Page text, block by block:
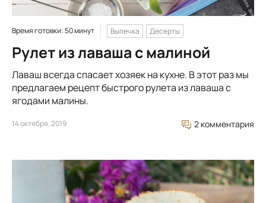
Время готовки: 50 минут Выпечка Десерты
Рулет из лаваша с малиной
Лаваш всегда спасает хозяек на кухне. В этот раз мы
предлагаем рецепт быстрого рулета из лаваша с
ягодами малины.
14 октября, 2019 2 комментария